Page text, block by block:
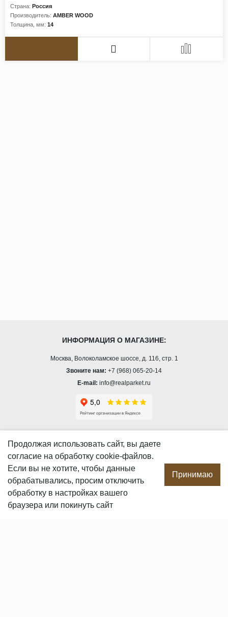
Страна: Россия
Производитель: AMBER WOOD
Толщина, мм: 14
ИНФОРМАЦИЯ О МАГАЗИНЕ:
Москва, Волоколамское шоссе, д. 116, стр. 1
Звоните нам: +7 (968) 065-20-14
E-mail: info@realparket.ru
О компании
Производство
Сотрудничество
Сертификаты продукции
Вакансии
Продолжая использовать сайт, вы даете
согласие на обработку cookie-файлов.
Если вы не хотите, чтобы данные
обрабатывались, просим отключить
обработку в настройках вашего
браузера или покинуть сайт
Принимаю